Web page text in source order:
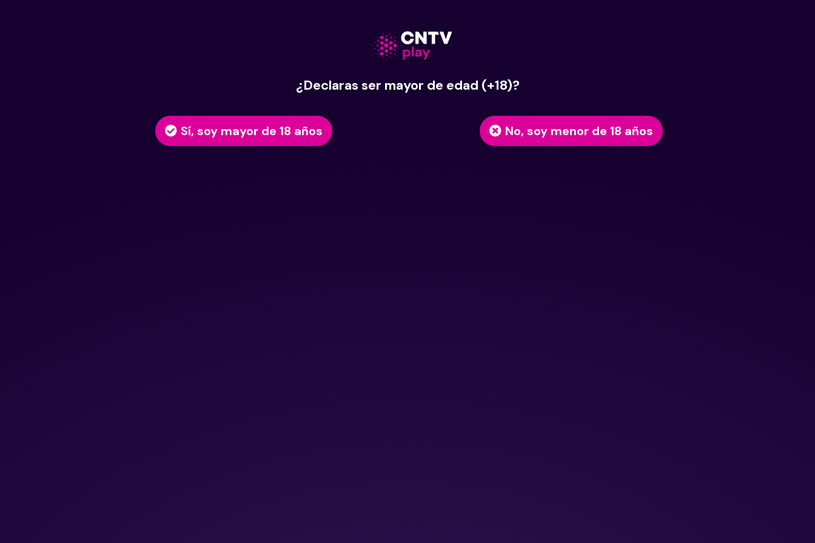
¿Declaras ser mayor de edad (+18)?
Sí, soy mayor de 18 años No, soy menor de 18 años